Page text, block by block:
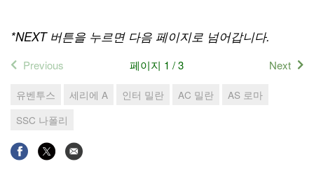
*NEXT 버튼을 누르면 다음 페이지로 넘어갑니다.
Previous 페이지 1 / 3 Next
유벤투스 세리에 A 인터 밀란 AC 밀란
AS 로마
SSC 나폴리